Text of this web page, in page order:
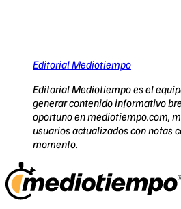
Editorial Mediotiempo
Editorial Mediotiempo es el
generar contenido informativo
oportuno en mediotiempo.com,
usuarios actualizados con notas
momento.